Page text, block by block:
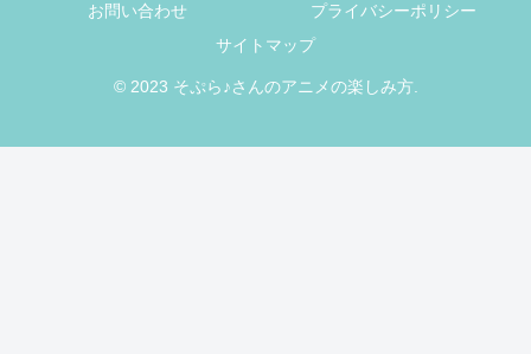
お問い合わせ
プライバシーポリシー
サイトマップ
© 2023 そぷら♪さんのアニメの楽しみ方.